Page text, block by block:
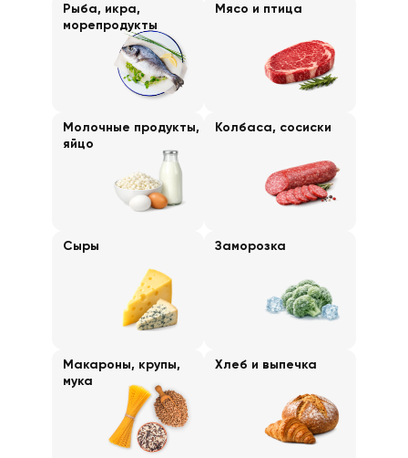
Рыба, икра,
морепродукты
Мясо и птица
Молочные продукты,
яйцо
Колбаса, сосиски
Сыры Заморозка
Макароны, крупы,
мука
Хлеб и выпечка